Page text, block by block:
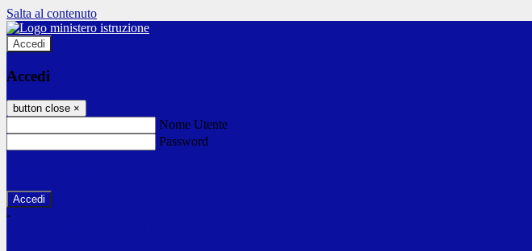
Salta al contenuto
Accedi
Accedi
button close ×
Nome Utente
Password
-